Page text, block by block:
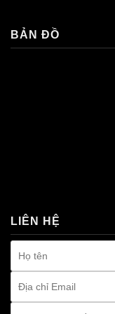
BẢN ĐỒ
LIÊN HỆ